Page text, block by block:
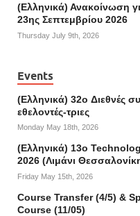
(Ελληνικά) Ανακοίνωση
23ης Σεπτεμβρίου 2026
Thursday July 9th, 2026
Events
(Ελληνικά) 32o Διεθνές
εθελοντές-τριες
Monday May 18th, 2026
(Ελληνικά) 13ο
2026 (Λιμάνι
Friday May 15th, 2026
Course Transfer (4/5) &
Course (11/05)